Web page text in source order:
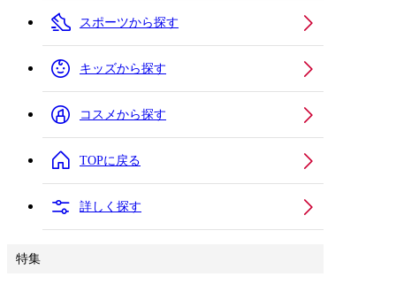
スポーツから探す
キッズから探す
コスメから探す
TOPに戻る
詳しく探す
特集